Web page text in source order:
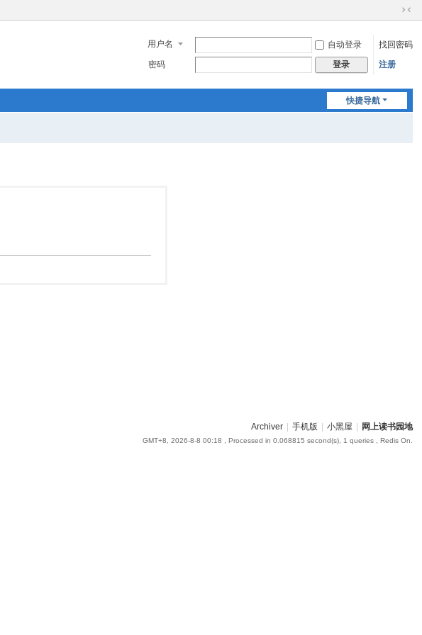
切
到
用户名 自动登录
找回密码
密码
登录 注册
快捷导航
Archiver 手机版 小黑屋 网上读书园地
GMT+8, 2026-8-8 00:18 , Processed in 0.068815 second(s), 1 queries , Redis On.